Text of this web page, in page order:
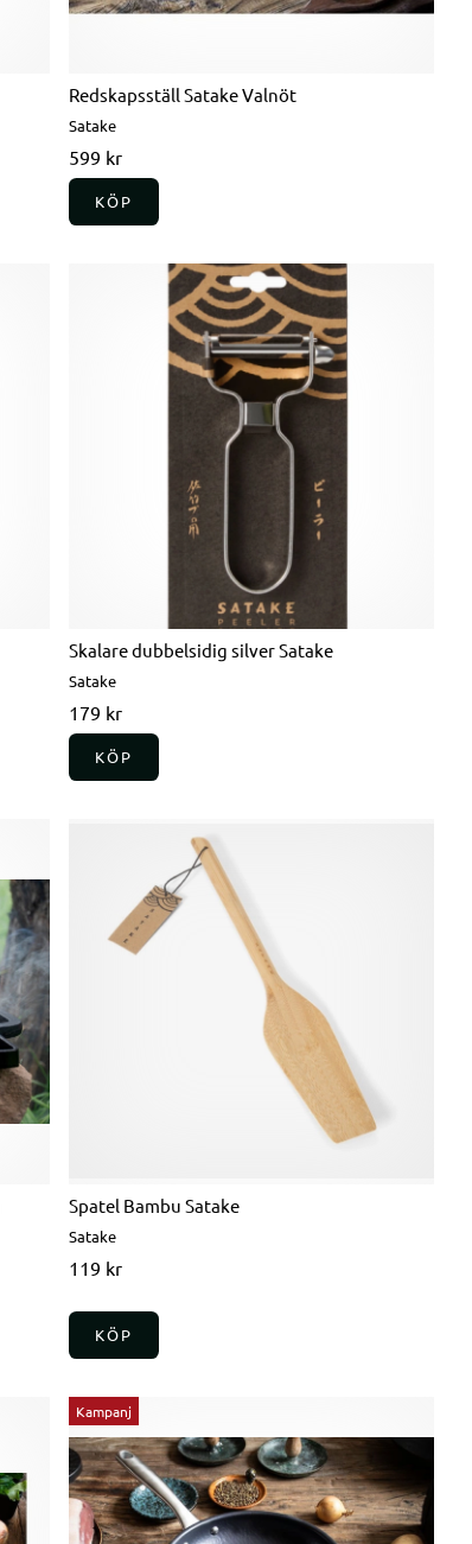
Redskapsställ Satake Valnöt
Satake
599 kr
KÖP
Skalare dubbelsidig silver Satake
Satake
179 kr
KÖP
Spatel Bambu Satake
Satake
119 kr
KÖP
Kampanj